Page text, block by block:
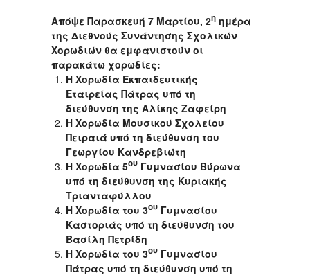
Απόψε Παρασκευή 7 Μαρτίου, 2η ημέρα
της Διεθνούς Συνάντησης Σχολικών
Χορωδιών θα εμφανιστούν οι
παρακάτω χορωδίες:
Η Χορωδία Εκπαιδευτικής
Εταιρείας Πάτρας υπό τη
διεύθυνση της Αλίκης Ζαφείρη
Η Χορωδία Μουσικού Σχολείου
Πειραιά υπό τη διεύθυνση του
Γεωργίου Κανδρεβιώτη
Η Χορωδία 5ου Γυμνασίου Βύρωνα
υπό τη διεύθυνση της Κυριακής
Τριανταφύλλου
Η Χορωδία του 3ου Γυμνασίου
Καστοριάς υπό τη διεύθυνση του
Βασίλη Πετρίδη
Η Χορωδία του 3ου Γυμνασίου
Πάτρας υπό τη διεύθυνση υπό τη